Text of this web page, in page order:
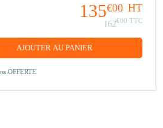
135€00 HT
162€00 TTC
AJOUTER AU PANIER
OFFERTE